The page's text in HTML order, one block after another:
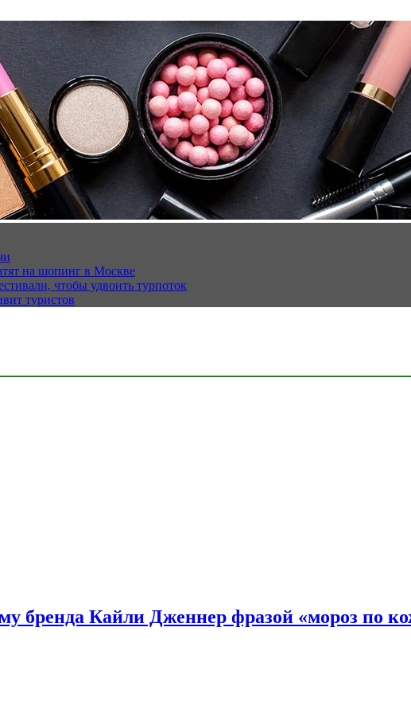
на шопинг в Москве
чтобы удвоить турпоток
туристов
бренда Кайли Дженнер фразой «мороз по